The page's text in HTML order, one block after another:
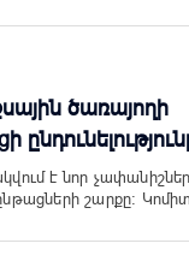
ծառայողի
է նոր
շարքը: